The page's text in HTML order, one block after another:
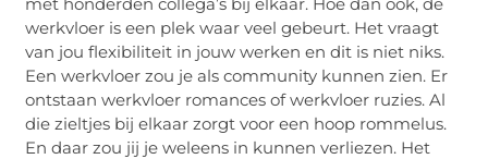
werkvloer is een plek waar veel gebeurt. Het vraagt
van jou flexibiliteit in jouw werken en dit is niet niks.
Een werkvloer zou je als community kunnen zien. Er
ontstaan werkvloer romances of werkvloer ruzies. Al
die zieltjes bij elkaar zorgt voor een hoop rommelus.
En daar zou jij je weleens in kunnen verliezen. Het